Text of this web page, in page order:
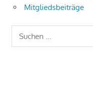
Mitgliedsbeiträge